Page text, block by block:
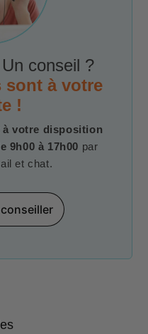
conseil ?
sont à votre
!
votre disposition
9h00 à 17h00 par
et chat.